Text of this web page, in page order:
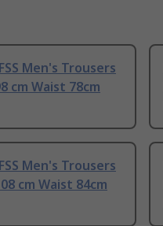
Men's Trousers
cm Waist 78cm
Men's Trousers
cm Waist 84cm